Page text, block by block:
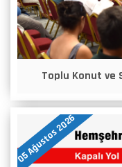
Toplu Konut ve
05 Ağustos 2026